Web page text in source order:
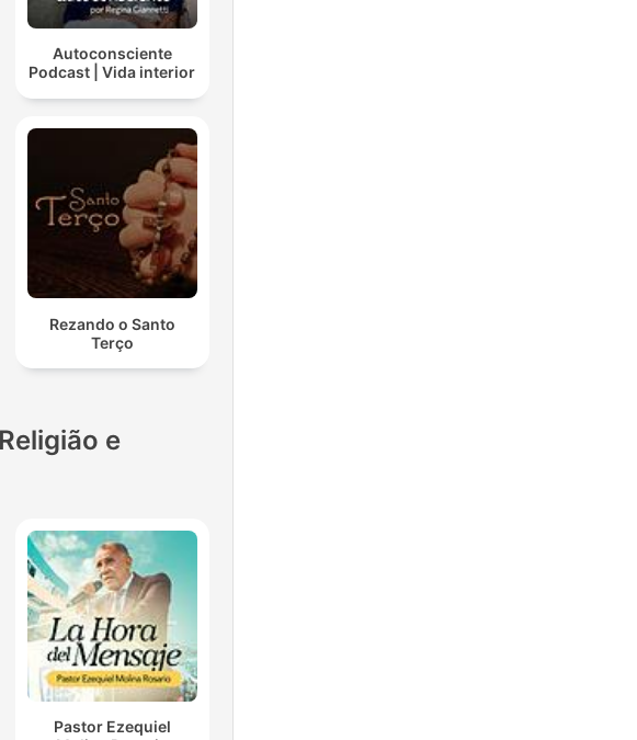
Autoconsciente
Podcast | Vida interior
Rezando o Santo
Terço
e
Pastor Ezequiel